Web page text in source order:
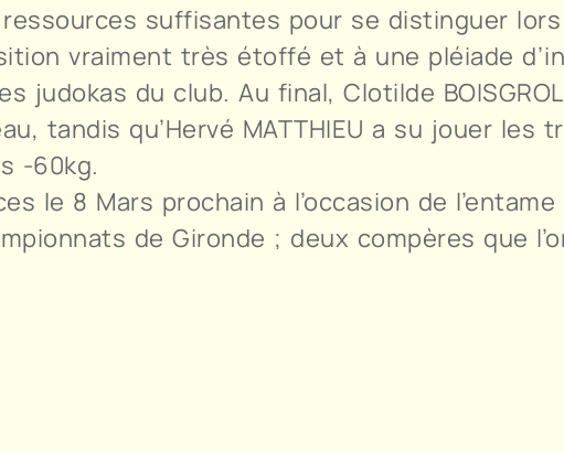
ressources suffisantes pour se distinguer
vraiment très étoffé et à une pléiade
du club. Au final, Clotilde
tandis qu’Hervé MATTHIEU a su jouer
-60kg.
le 8 Mars prochain à l’occasion de
de Gironde ; deux compères que